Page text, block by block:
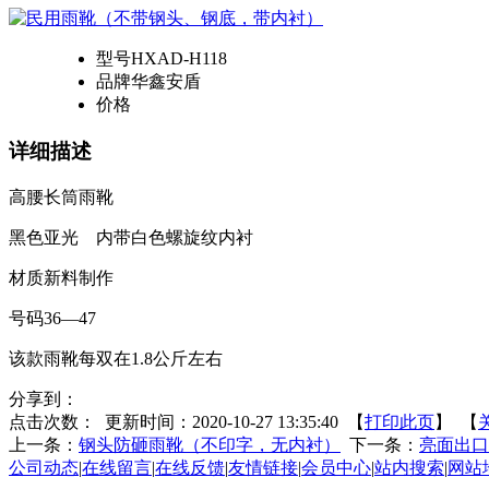
型号HXAD-H118
品牌华鑫安盾
价格
详细描述
高腰长筒雨靴
黑色亚光 内带白色螺旋纹内衬
材质新料制作
号码36—47
该款雨靴每双在1.8公斤左右
分享到：
点击次数：
更新时间：2020-10-27 13:35:40 【打印此页】 【
上一条： 钢头防砸雨靴（不印字，无内衬） 下一条： 亮面出
公司动态|在线留言|在线反馈|友情链接|会员中心|站内搜索|网站